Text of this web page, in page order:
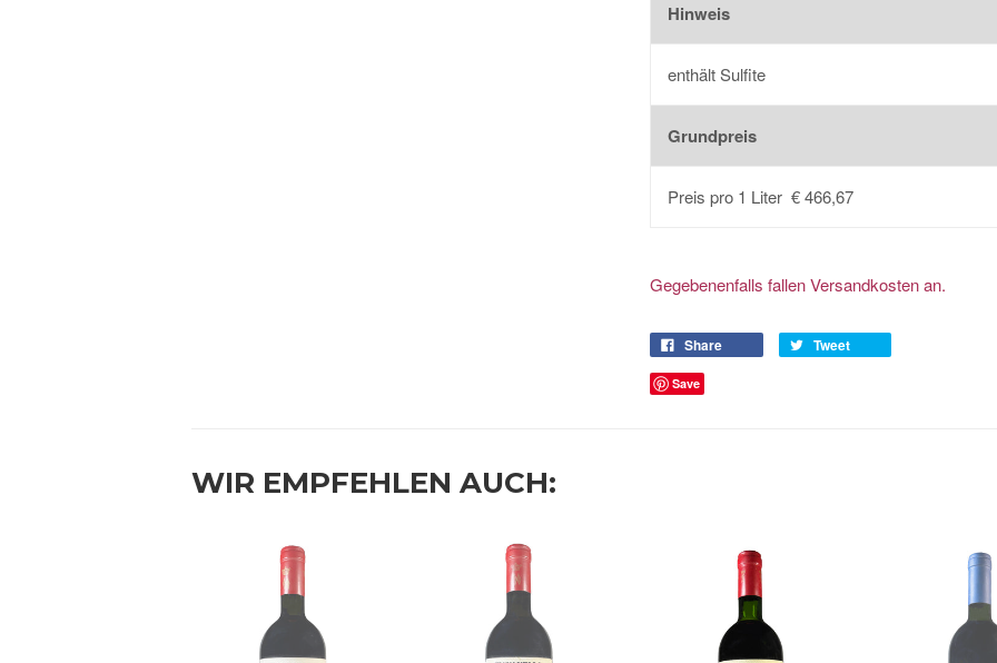
Hinweis
enthält Sulfite
Grundpreis
Preis pro 1 Liter € 466,67
Gegebenenfalls fallen Versandkosten an.
Share Tweet
Save
WIR EMPFEHLEN AUCH: